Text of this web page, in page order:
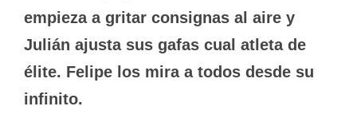
empieza a gritar consignas al aire y
Julián ajusta sus gafas cual atleta de
élite. Felipe los mira a todos desde su
infinito.